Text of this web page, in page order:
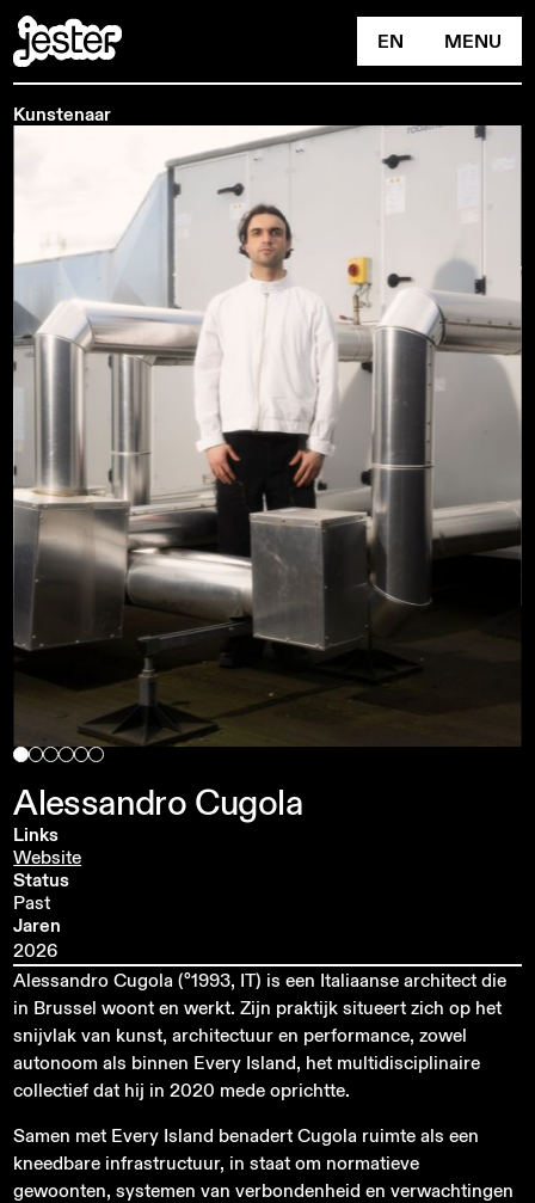
EN MENU
Kunstenaar
Alessandro Cugola
Links
Website
Status
Past
Jaren
2026
Alessandro Cugola (°1993, IT) is een Italiaanse architect die
in Brussel woont en werkt. Zijn praktijk situeert zich op het
snijvlak van kunst, architectuur en performance, zowel
autonoom als binnen Every Island, het multidisciplinaire
collectief dat hij in 2020 mede oprichtte.
Samen met Every Island benadert Cugola ruimte als een
kneedbare infrastructuur, in staat om normatieve
gewoonten, systemen van verbondenheid en verwachtingen